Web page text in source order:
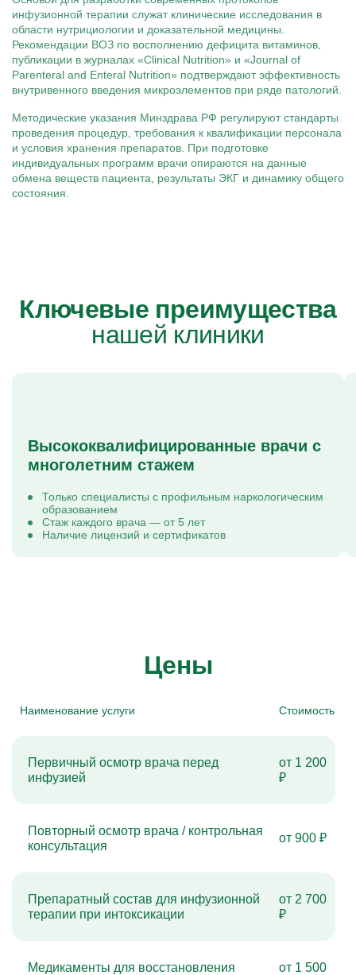
инфузионной терапии служат клинические исследования в
области нутрициологии и доказательной медицины.
Рекомендации ВОЗ по восполнению дефицита витаминов,
публикации в журналах «Clinical Nutrition» и «Journal of
Parenteral and Enteral Nutrition» подтверждают эффективность
внутривенного введения микроэлементов при ряде патологий.
Методические указания Минздрава РФ регулируют стандарты
проведения процедур, требования к квалификации персонала
и условия хранения препаратов. При подготовке
индивидуальных программ врачи опираются на данные
обмена веществ пациента, результаты ЭКГ и динамику общего
состояния.
Ключевые преимущества
нашей клиники
Высококвалифицированные врачи с
многолетним стажем
Только специалисты с профильным наркологическим
образованием
Стаж каждого врача — от 5 лет
Наличие лицензий и сертификатов
Цены
Наименование услуги Стоимость
Первичный осмотр врача перед
инфузией
от 1 200
₽
Повторный осмотр врача / контрольная
консультация
от 900 ₽
Препаратный состав для инфузионной
терапии при интоксикации
от 2 700
₽
Медикаменты для восстановления
от 1 500